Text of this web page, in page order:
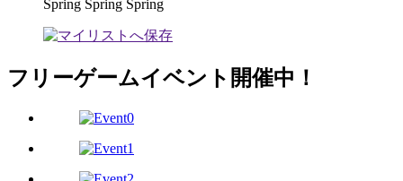
Spring Spring Spring
フリーゲームイベント開催中！